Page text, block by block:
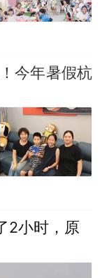
今年暑假杭
2小时，原